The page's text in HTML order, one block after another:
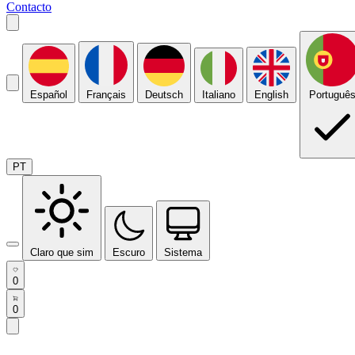
Contacto
Español Français Deutsch Italiano English Português
PT
Claro que sim Escuro Sistema
0
0